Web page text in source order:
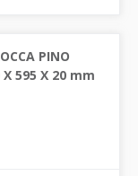
PINO
595 X 20 mm